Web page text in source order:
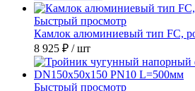
Быстрый просмотр
Камлок алюминиевый тип FC,
8 925 ₽ / шт
Быстрый просмотр